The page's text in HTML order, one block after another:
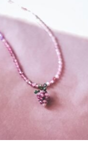
od
189,00 zł
239,00 zł